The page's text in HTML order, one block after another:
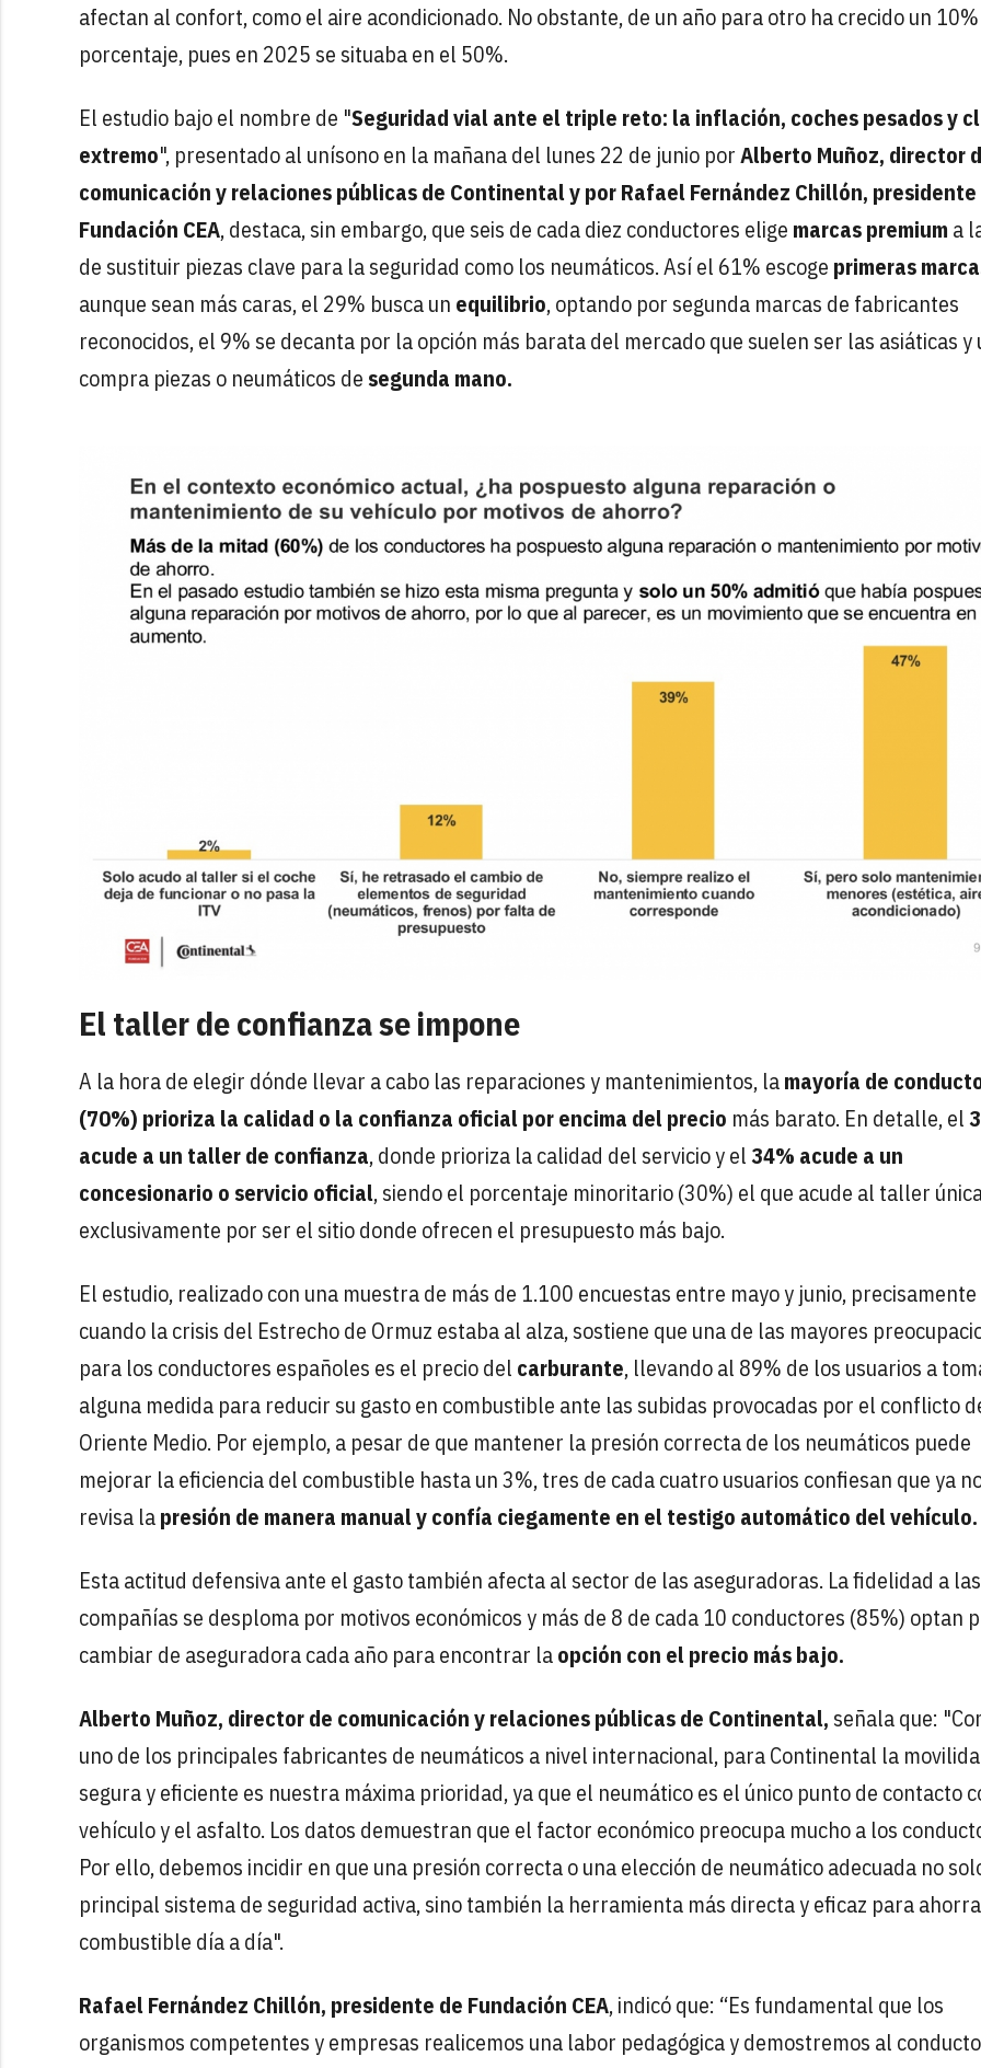
afectan al confort, como el aire acondicionado. No obstante, de un año para otro ha crecido un
porcentaje, pues en 2025 se situaba en el 50%.
El estudio bajo el nombre de "Seguridad vial ante el triple reto: la inflación, coches pesados y
extremo", presentado al unísono en la mañana del lunes 22 de junio porAlberto Muñoz, director
comunicación y relaciones públicas de Continental y por Rafael Fernández Chillón, presidente
Fundación CEA, destaca, sin embargo, que seis de cada diez conductores elige marcas premium a
de sustituir piezas clave para la seguridad como los neumáticos. Así el 61% escoge primeras
aunque sean más caras, el 29% busca un equilibrio, optando por segunda marcas de fabricantes
reconocidos, el 9% se decanta por la opción más barata del mercado que suelen ser las asiáticas y
compra piezas o neumáticos de segunda mano.
El taller de confianza se impone
A la hora de elegir dónde llevar a cabo las reparaciones y mantenimientos, lamayoría de
(70%) prioriza la calidad o la confianza oficial por encima del precio más barato. En detalle, el
acude a un taller de confianza, donde prioriza la calidad del servicio y el34% acude a un
concesionario o servicio oficial, siendo el porcentaje minoritario (30%) el que acude al taller
exclusivamente por ser el sitio donde ofrecen el presupuesto más bajo.
El estudio, realizado con una muestra de más de 1.100 encuestas entre mayo y junio, precisamente
cuando la crisis del Estrecho de Ormuz estaba al alza, sostiene que una de las mayores
para los conductores españoles es el precio del carburante, llevando al 89% de los usuarios a
alguna medida para reducir su gasto en combustible ante las subidas provocadas por el conflicto
Oriente Medio. Por ejemplo, a pesar de que mantener la presión correcta de los neumáticos puede
mejorar la eficiencia del combustible hasta un 3%, tres de cada cuatro usuarios confiesan que ya
revisa lapresión de manera manual y confía ciegamente en el testigo automático del vehículo.
Esta actitud defensiva ante el gasto también afecta al sector de las aseguradoras. La fidelidad a las
compañías se desploma por motivos económicos y más de 8 de cada 10 conductores (85%) optan
cambiar de aseguradora cada año para encontrar laopción con el precio más bajo.
Alberto Muñoz, director de comunicación y relaciones públicas de Continental, señala que:
uno de los principales fabricantes de neumáticos a nivel internacional, para Continental la
segura y eficiente es nuestra máxima prioridad, ya que el neumático es el único punto de contacto
vehículo y el asfalto. Los datos demuestran que el factor económico preocupa mucho a los
Por ello, debemos incidir en que una presión correcta o una elección de neumático adecuada no
principal sistema de seguridad activa, sino también la herramienta más directa y eficaz para
combustible día a día".
Rafael Fernández Chillón, presidente de Fundación CEA, indicó que: “Es fundamental que los
organismos competentes y empresas realicemos una labor pedagógica y demostremos al